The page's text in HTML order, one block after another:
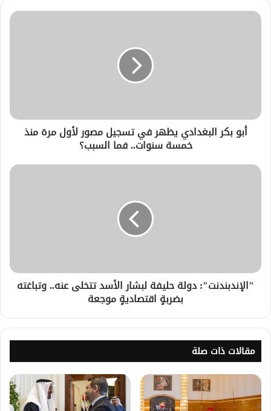
أبو بكر البغدادي يظهر في تسجيل مصور لأول مرة منذ
خمسة سنوات.. فما السبب؟
"الإندبندنت": دولة حليفة لبشار الأسد تتخلى عنه.. وتباغته
بضربةٍ اقتصاديةٍ موجعة
مقالات ذات صلة